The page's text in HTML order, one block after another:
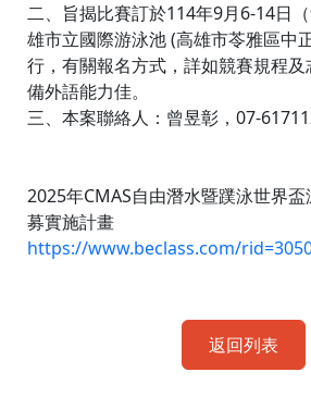
二、旨揭比賽訂於114年9月6-14日
雄市立國際游泳池 (高雄市苓雅區中
行，有關報名方式，詳如競賽規程
備外語能力佳。
三、本案聯絡人：曾昱彰，07-
2025年CMAS自由潛水暨蹼泳世界
募實施計畫
https://www.beclass.com/
返回列表